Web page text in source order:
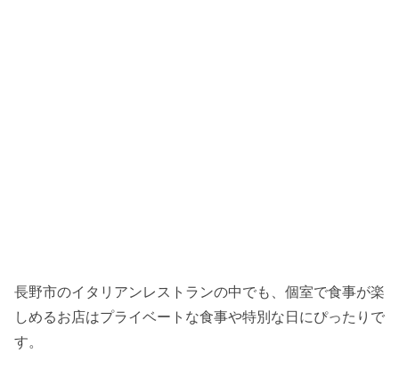
長野市のイタリアンレストランの中でも、個室で食事が楽
しめるお店はプライベートな食事や特別な日にぴったりで
す。